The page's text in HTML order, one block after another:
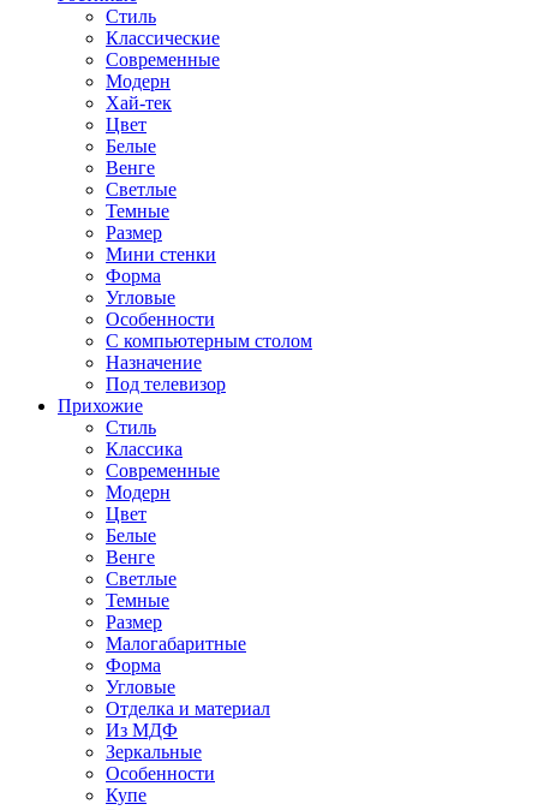
Стиль
Классические
Современные
Модерн
Хай-тек
Цвет
Белые
Венге
Светлые
Темные
Размер
Мини стенки
Форма
Угловые
Особенности
С компьютерным столом
Назначение
Под телевизор
Прихожие
Стиль
Классика
Современные
Модерн
Цвет
Белые
Венге
Светлые
Темные
Размер
Малогабаритные
Форма
Угловые
Отделка и материал
Из МДФ
Зеркальные
Особенности
Купе